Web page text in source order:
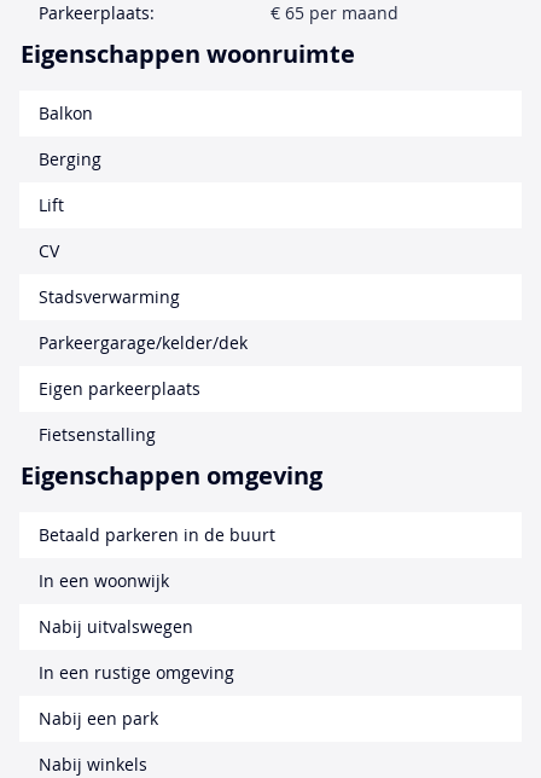
Parkeerplaats:
€ 65 per maand
Eigenschappen woonruimte
Balkon
Berging
Lift
CV
Stadsverwarming
Parkeergarage/kelder/dek
Eigen parkeerplaats
Fietsenstalling
Eigenschappen omgeving
Betaald parkeren in de buurt
In een woonwijk
Nabij uitvalswegen
In een rustige omgeving
Nabij een park
Nabij winkels